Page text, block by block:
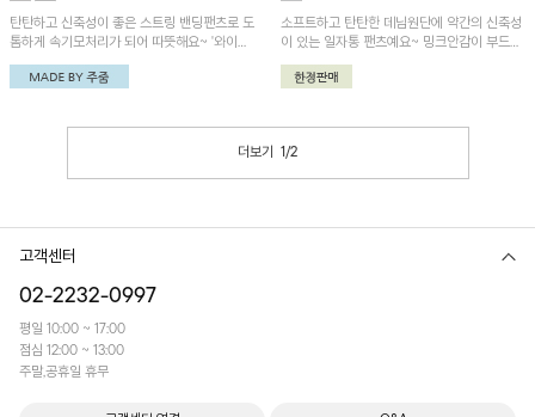
탄탄하고 신축성이 좋은 스트링 밴딩팬츠로 도
톰하게 속기모처리가 되어 따뜻해요~ '와이드
후드 속기모 베스트'와 캐주얼한 무드로 착용
하는 걸 추천드립니다
소프트하고 탄탄한 데님원단에 약간의 신축성
이 있는 일자통 팬츠예요~ 밍크안감이 부드럽
게 닿아 겨울 내내 따뜻한 착용감!
더보기 1/2
고객센터
02-2232-0997
평일 10:00 ~ 17:00
점심 12:00 ~ 13:00
주말,공휴일 휴무